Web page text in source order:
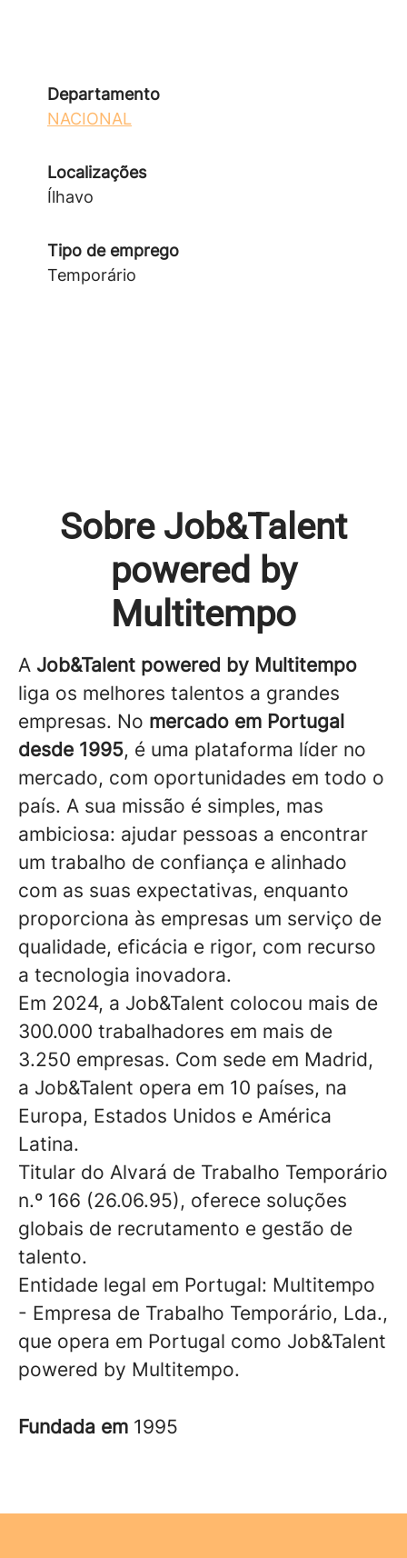
Departamento
NACIONAL
Localizações
Ílhavo
Tipo de emprego
Temporário
Sobre Job&Talent
powered by
Multitempo
A Job&Talent powered by Multitempo
liga os melhores talentos a grandes
empresas. No mercado em Portugal
desde 1995, é uma plataforma líder no
mercado, com oportunidades em todo o
país. A sua missão é simples, mas
ambiciosa: ajudar pessoas a encontrar
um trabalho de confiança e alinhado
com as suas expectativas, enquanto
proporciona às empresas um serviço de
qualidade, eficácia e rigor, com recurso
a tecnologia inovadora.
Em 2024, a Job&Talent colocou mais de
300.000 trabalhadores em mais de
3.250 empresas. Com sede em Madrid,
a Job&Talent opera em 10 países, na
Europa, Estados Unidos e América
Latina.
Titular do Alvará de Trabalho Temporário
n.º 166 (26.06.95), oferece soluções
globais de recrutamento e gestão de
talento.
Entidade legal em Portugal: Multitempo
- Empresa de Trabalho Temporário, Lda.,
que opera em Portugal como Job&Talent
powered by Multitempo.
Fundada em 1995